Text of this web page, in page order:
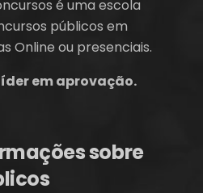
é uma escola
públicos em
Online ou presenciais.
em aprovação.
sobre